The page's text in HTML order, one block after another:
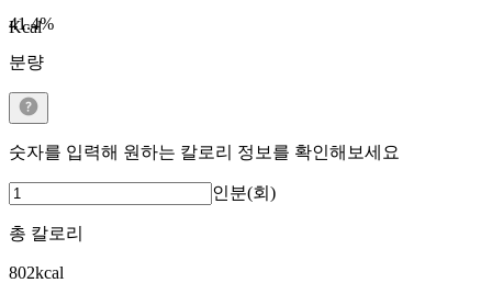
Kcal
41.4%
분량
숫자를 입력해 원하는 칼로리 정보를 확인해보세요
인분(회)
총 칼로리
802kcal